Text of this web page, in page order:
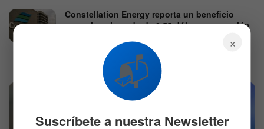
Constellation Energy reporta un beneficio
operativo ajustado de 2,55 dólares por acción
6 DE AGOSTO DE 2026 561
×
📬
Suscríbete a nuestra Newsletter